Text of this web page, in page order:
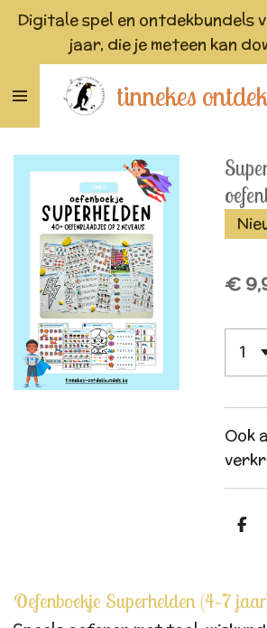
Ga
de
hoofdinhoud
tinnekes
Digitale spel en ontdekbundels
jaar, die je meteen kan
€
Ook
D
Oefenboekje Superhelden (4–7